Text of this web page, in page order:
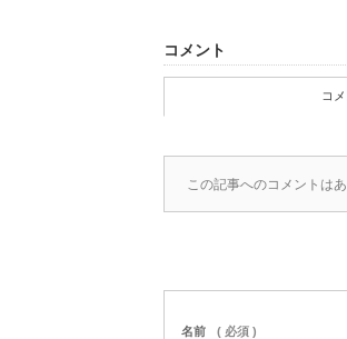
コメント
コ
この記事へのコメントはあ
名前 ( 必須 )